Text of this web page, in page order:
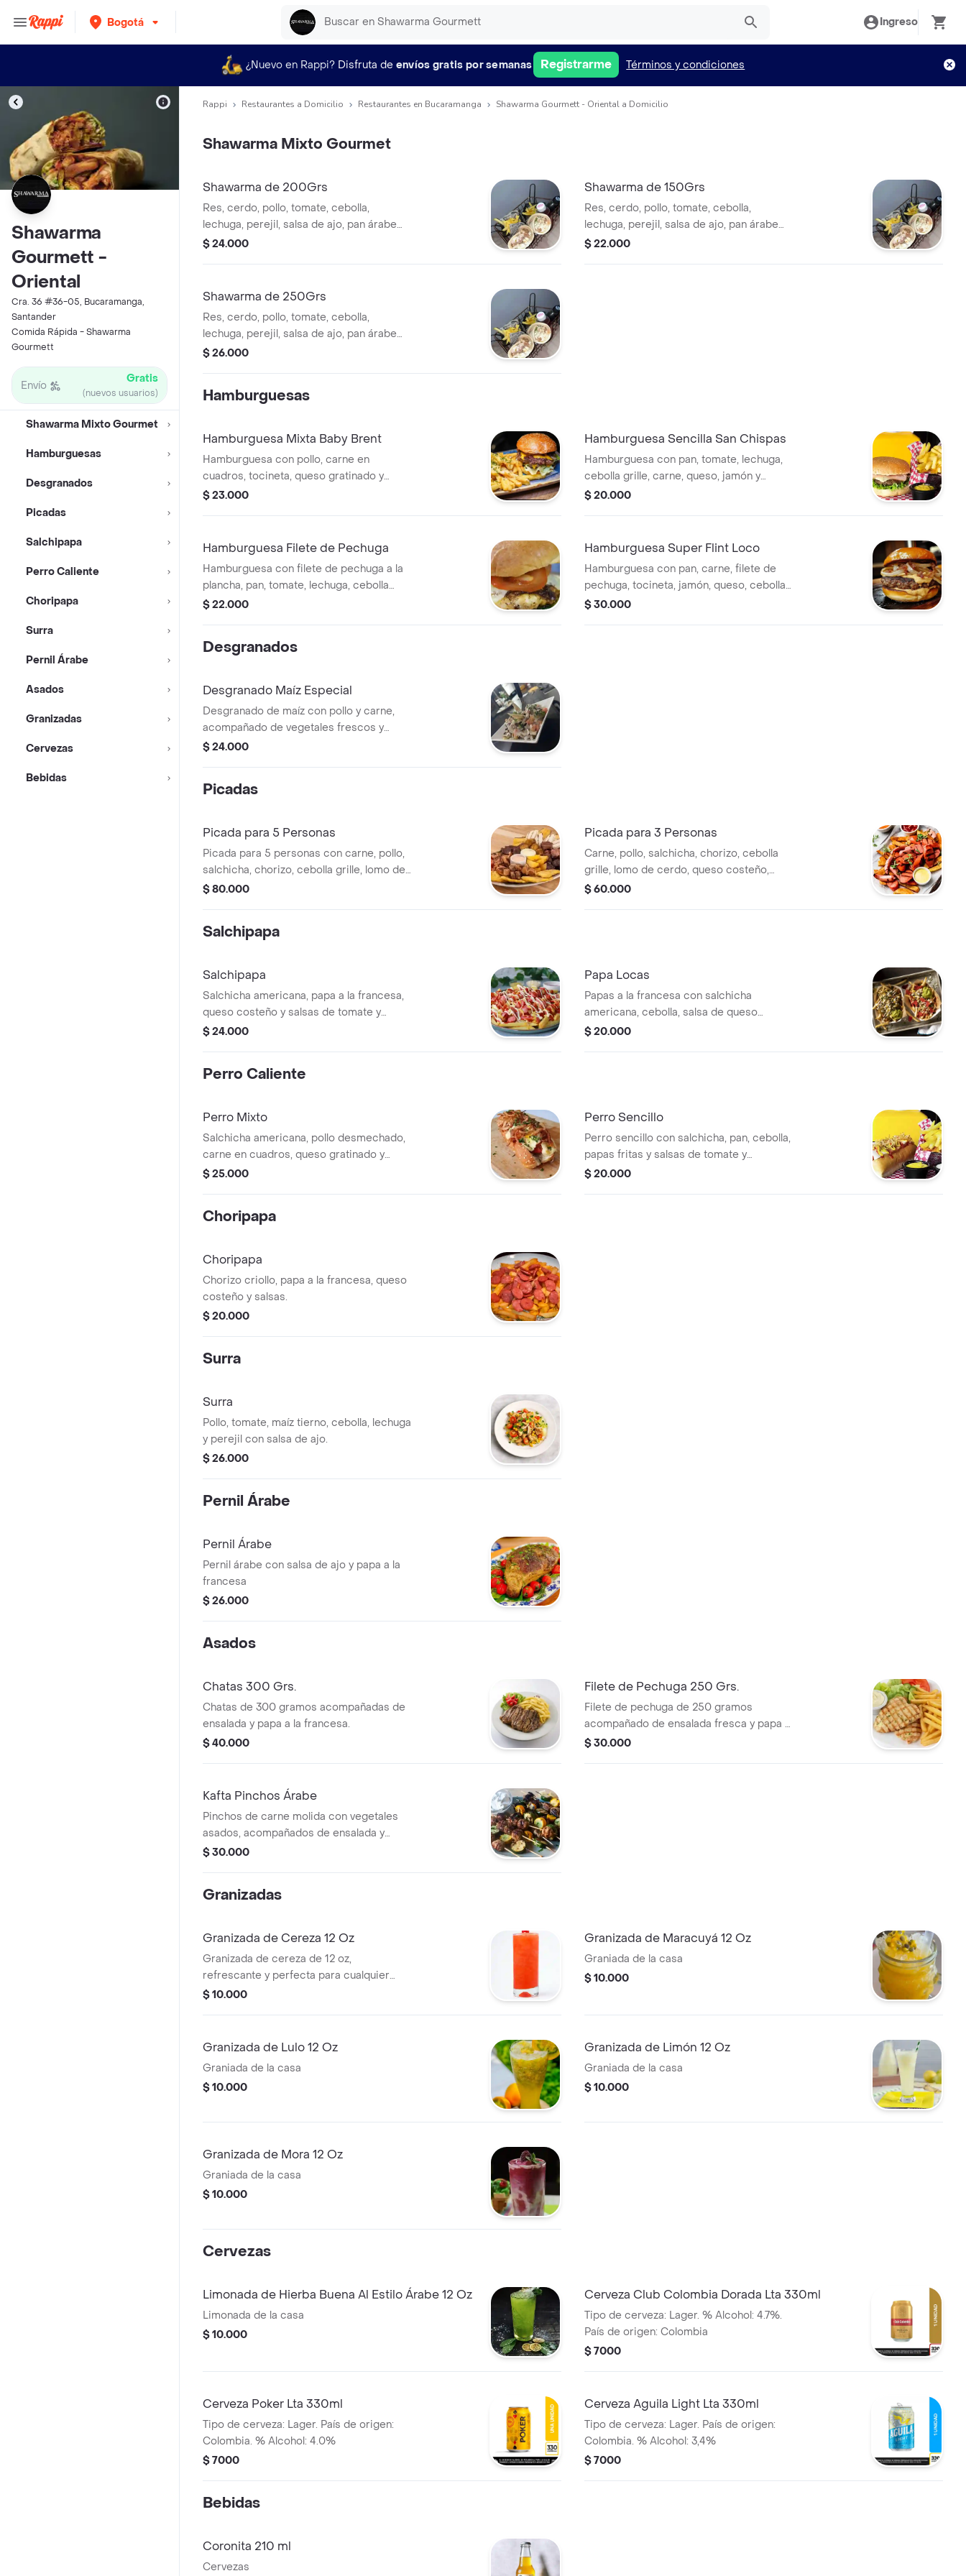
Bogotá Ingreso
¿Nuevo en Rappi? Disfruta de envíos gratis por semanas Registrarme Términos y condiciones
Shawarma
Gourmett -
Oriental
Cra. 36 #36-05, Bucaramanga,
Santander
Comida Rápida - Shawarma
Gourmett
Envío Gratis
(nuevos usuarios)
Shawarma Mixto Gourmet
Hamburguesas
Desgranados
Picadas
Salchipapa
Perro Caliente
Choripapa
Surra
Pernil Árabe
Asados
Granizadas
Cervezas
Bebidas
Rappi Restaurantes a Domicilio Restaurantes en Bucaramanga Shawarma Gourmett - Oriental a Domicilio
Shawarma Mixto Gourmet
Shawarma de 200Grs
Res, cerdo, pollo, tomate, cebolla,
lechuga, perejil, salsa de ajo, pan árabe
200 gr
$ 24.000
Shawarma de 150Grs
Res, cerdo, pollo, tomate, cebolla,
lechuga, perejil, salsa de ajo, pan árabe
150 gr
$ 22.000
Shawarma de 250Grs
Res, cerdo, pollo, tomate, cebolla,
lechuga, perejil, salsa de ajo, pan árabe
250 gr
$ 26.000
Hamburguesas
Hamburguesa Mixta Baby Brent
Hamburguesa con pollo, carne en
cuadros, tocineta, queso gratinado y
papas a la francesa.
$ 23.000
Hamburguesa Sencilla San Chispas
Hamburguesa con pan, tomate, lechuga,
cebolla grille, carne, queso, jamón y
papas a la francesa.
$ 20.000
Hamburguesa Filete de Pechuga
Hamburguesa con filete de pechuga a la
plancha, pan, tomate, lechuga, cebolla
grille, queso, jamón y papas a la francesa.
$ 22.000
Hamburguesa Super Flint Loco
Hamburguesa con pan, carne, filete de
pechuga, tocineta, jamón, queso, cebolla
grille, tomate, lechuga y papa a la
$ 30.000
Desgranados
Desgranado Maíz Especial
Desgranado de maíz con pollo y carne,
acompañado de vegetales frescos y
aderezo.
$ 24.000
Picadas
Picada para 5 Personas
Picada para 5 personas con carne, pollo,
salchicha, chorizo, cebolla grille, lomo de
cerdo, queso costeño, salsas, papas a la
$ 80.000
Picada para 3 Personas
Carne, pollo, salchicha, chorizo, cebolla
grille, lomo de cerdo, queso costeño,
salsa, papa a la francesa y amarilla,
$ 60.000
Salchipapa
Salchipapa
Salchicha americana, papa a la francesa,
queso costeño y salsas de tomate y
mayonesa.
$ 24.000
Papa Locas
Papas a la francesa con salchicha
americana, cebolla, salsa de queso
salado, guacamole, maíz y frijoles.
$ 20.000
Perro Caliente
Perro Mixto
Salchicha americana, pollo desmechado,
carne en cuadros, queso gratinado y
papa a la francesa
$ 25.000
Perro Sencillo
Perro sencillo con salchicha, pan, cebolla,
papas fritas y salsas de tomate y
mostaza.
$ 20.000
Choripapa
Choripapa
Chorizo criollo, papa a la francesa, queso
costeño y salsas.
$ 20.000
Surra
Surra
Pollo, tomate, maíz tierno, cebolla, lechuga
y perejil con salsa de ajo.
$ 26.000
Pernil Árabe
Pernil Árabe
Pernil árabe con salsa de ajo y papa a la
francesa
$ 26.000
Asados
Chatas 300 Grs.
Chatas de 300 gramos acompañadas de
ensalada y papa a la francesa.
$ 40.000
Filete de Pechuga 250 Grs.
Filete de pechuga de 250 gramos
acompañado de ensalada fresca y papa a
la francesa.
$ 30.000
Kafta Pinchos Árabe
Pinchos de carne molida con vegetales
asados, acompañados de ensalada y
tortilla árabe.
$ 30.000
Granizadas
Granizada de Cereza 12 Oz
Granizada de cereza de 12 oz,
refrescante y perfecta para cualquier
ocasión.
$ 10.000
Granizada de Maracuyá 12 Oz
Graniada de la casa
$ 10.000
Granizada de Lulo 12 Oz
Graniada de la casa
$ 10.000
Granizada de Limón 12 Oz
Graniada de la casa
$ 10.000
Granizada de Mora 12 Oz
Graniada de la casa
$ 10.000
Cervezas
Limonada de Hierba Buena Al Estilo Árabe 12 Oz
Limonada de la casa
$ 10.000
Cerveza Club Colombia Dorada Lta 330ml
Tipo de cerveza: Lager. % Alcohol: 4.7%.
País de origen: Colombia
$ 7000
Cerveza Poker Lta 330ml
Tipo de cerveza: Lager. País de origen:
Colombia. % Alcohol: 4.0%
$ 7000
Cerveza Aguila Light Lta 330ml
Tipo de cerveza: Lager. País de origen:
Colombia. % Alcohol: 3,4%
$ 7000
Bebidas
Coronita 210 ml
Cervezas